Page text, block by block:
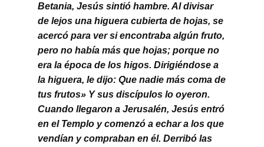
Betania, Jesús sintió hambre. Al divisar
de lejos una higuera cubierta de hojas, se
acercó para ver si encontraba algún fruto,
pero no había más que hojas; porque no
era la época de los higos. Dirigiéndose a
la higuera, le dijo: Que nadie más coma de
tus frutos» Y sus discípulos lo oyeron.
Cuando llegaron a Jerusalén, Jesús entró
en el Templo y comenzó a echar a los que
vendían y compraban en él. Derribó las